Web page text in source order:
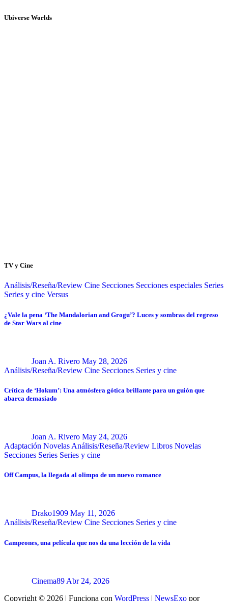
Ubiverse Worlds
TV y Cine
Análisis/Reseña/Review Cine Secciones Secciones especiales Series
Series y cine Versus
¿Vale la pena ‘The Mandalorian and Grogu’? Luces y sombras del regreso
de Star Wars al cine
Joan A. Rivero May 28, 2026
Análisis/Reseña/Review Cine Secciones Series y cine
Crítica de ‘Hokum’: Una atmósfera gótica brillante para un guión que
abarca demasiado
Joan A. Rivero May 24, 2026
Adaptación Novelas Análisis/Reseña/Review Libros Novelas
Secciones Series Series y cine
Off Campus, la llegada al olimpo de un nuevo romance
Drako1909 May 11, 2026
Análisis/Reseña/Review Cine Secciones Series y cine
Campeones, una película que nos da una lección de la vida
Cinema89 Abr 24, 2026
Copyright © 2026 | Funciona con WordPress | NewsExo por